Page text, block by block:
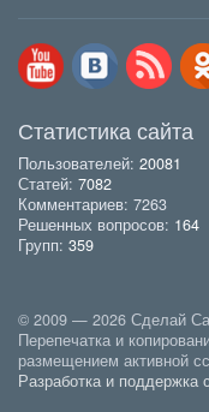
Статистика сайта
Пользователей: 20081
Статей: 7082
Комментариев: 7263
Решенных вопросов: 164
Групп: 359
© 2009 — 2026 Сделай
Перепечатка и
размещением активной
Разработка и поддержка